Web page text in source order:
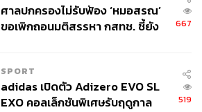
ศาลปกครองไม่รับฟ้อง ‘หมอสรณ’
ขอเพิกถอนมติสรรหา กสทช. ชี้ยัง
667
SPORT
adidas เปิดตัว Adizero EVO SL
EXO คอลเล็กชันพิเศษรับฤดูกาล
519